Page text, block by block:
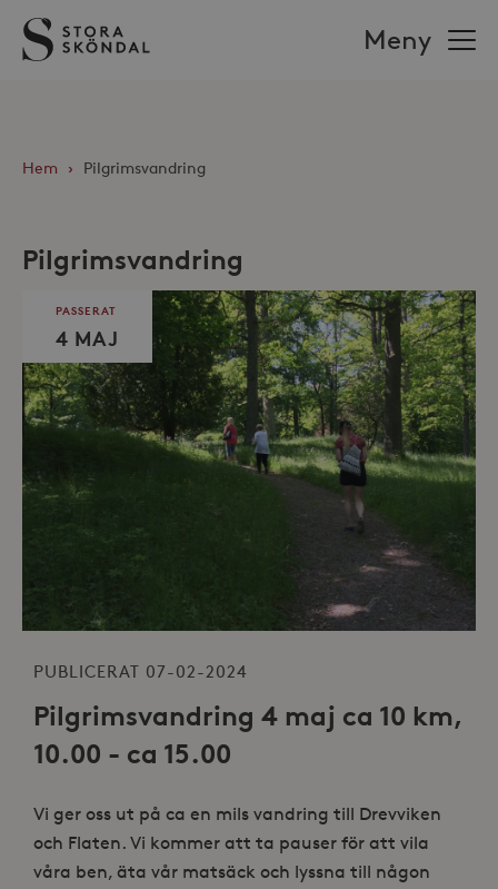
Stora
Sköndal
Meny
Hem › Pilgrimsvandring
Pilgrimsvandring
PASSERAT
4 MAJ
PUBLICERAT 07-02-2024
Pilgrimsvandring 4 maj ca 10 km,
10.00 - ca 15.00
Vi ger oss ut på ca en mils vandring till Drevviken
och Flaten. Vi kommer att ta pauser för att vila
våra ben, äta vår matsäck och lyssna till någon